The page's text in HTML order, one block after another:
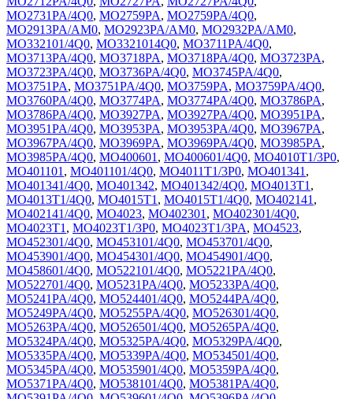
MO2731PA/4Q0, MO2759PA, MO2759PA/4Q0,
MO2913PA/AM0, MO2923PA/AM0, MO2932PA/AM0,
MO332101/4Q0, MO3321014Q0, MO3711PA/4Q0,
MO3713PA/4Q0, MO3718PA, MO3718PA/4Q0, MO3723PA,
MO3723PA/4Q0, MO3736PA/4Q0, MO3745PA/4Q0,
MO3751PA, MO3751PA/4Q0, MO3759PA, MO3759PA/4Q0,
MO3760PA/4Q0, MO3774PA, MO3774PA/4Q0, MO3786PA,
MO3786PA/4Q0, MO3927PA, MO3927PA/4Q0, MO3951PA,
MO3951PA/4Q0, MO3953PA, MO3953PA/4Q0, MO3967PA,
MO3967PA/4Q0, MO3969PA, MO3969PA/4Q0, MO3985PA,
MO3985PA/4Q0, MO400601 , MO400601/4Q0, MO4010T1/3P0,
MO401101 , MO401101/4Q0, MO4011T1/3P0, MO401341 ,
MO401341/4Q0, MO401342, MO401342/4Q0, MO4013T1 ,
MO4013T1/4Q0, MO4015T1 , MO4015T1/4Q0, MO402141 ,
MO402141/4Q0, MO4023, MO402301 , MO402301/4Q0,
MO4023T1 , MO4023T1/3P0, MO4023T1/3PA, MO4523,
MO452301/4Q0, MO453101/4Q0, MO453701/4Q0,
MO453901/4Q0, MO454301/4Q0, MO454901/4Q0,
MO458601/4Q0, MO522101/4Q0, MO5221PA/4Q0,
MO522701/4Q0, MO5231PA/4Q0, MO5233PA/4Q0,
MO5241PA/4Q0, MO524401/4Q0, MO5244PA/4Q0,
MO5249PA/4Q0, MO5255PA/4Q0, MO526301/4Q0,
MO5263PA/4Q0, MO526501/4Q0, MO5265PA/4Q0,
MO5324PA/4Q0, MO5325PA/4Q0, MO5329PA/4Q0,
MO5335PA/4Q0, MO5339PA/4Q0, MO534501/4Q0,
MO5345PA/4Q0, MO535901/4Q0, MO5359PA/4Q0,
MO5371PA/4Q0, MO538101/4Q0, MO5381PA/4Q0,